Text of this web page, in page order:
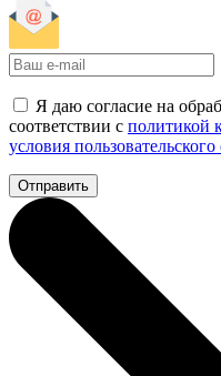
Я даю согласие на
соответствии с политикой
условия